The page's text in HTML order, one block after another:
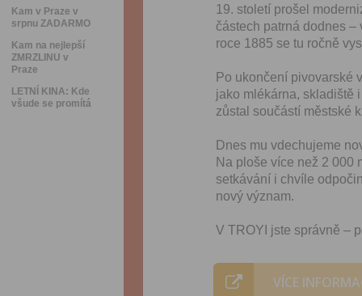
Kam v Praze v
srpnu ZADARMO
Kam na nejlepší
ZMRZLINU v
Praze
LETNÍ KINA: Kde
všude se promítá
19. století prošel
částech patrná dodnes
roce 1885 se tu ročně
Po ukončení pivovarské
jako mlékárna, skladiště
zůstal součástí městské
Dnes mu vdechujeme
Na ploše více než 2 000
setkávání i chvíle
nový význam.
V TROYI jste správně –
VÍCE